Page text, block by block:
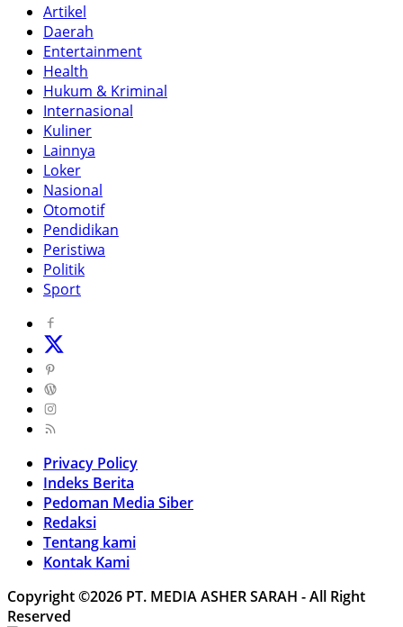
Artikel
Daerah
Entertainment
Health
Hukum & Kriminal
Internasional
Kuliner
Lainnya
Loker
Nasional
Otomotif
Pendidikan
Peristiwa
Politik
Sport
Privacy Policy
Indeks Berita
Pedoman Media Siber
Redaksi
Tentang kami
Kontak Kami
Copyright ©2026 PT. MEDIA ASHER SARAH - All Right
Reserved